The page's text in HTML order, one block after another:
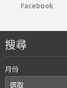
Facebook
搜尋
月份